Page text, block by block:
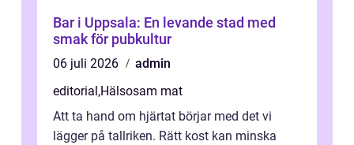
Bar i Uppsala: En levande stad med
smak för pubkultur
06 juli 2026
admin
editorial,Hälsosam mat
Att ta hand om hjärtat börjar med det vi
lägger på tallriken. Rätt kost kan minska